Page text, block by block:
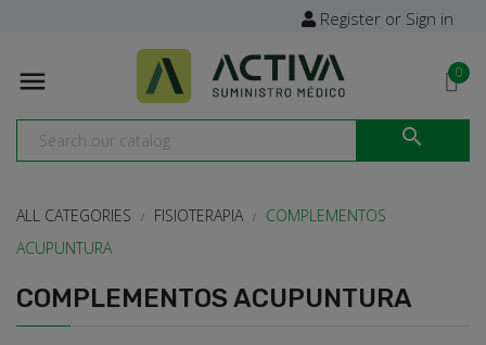
Register or Sign in
 0

ALL CATEGORIES FISIOTERAPIA
COMPLEMENTOS
ACUPUNTURA
COMPLEMENTOS ACUPUNTURA